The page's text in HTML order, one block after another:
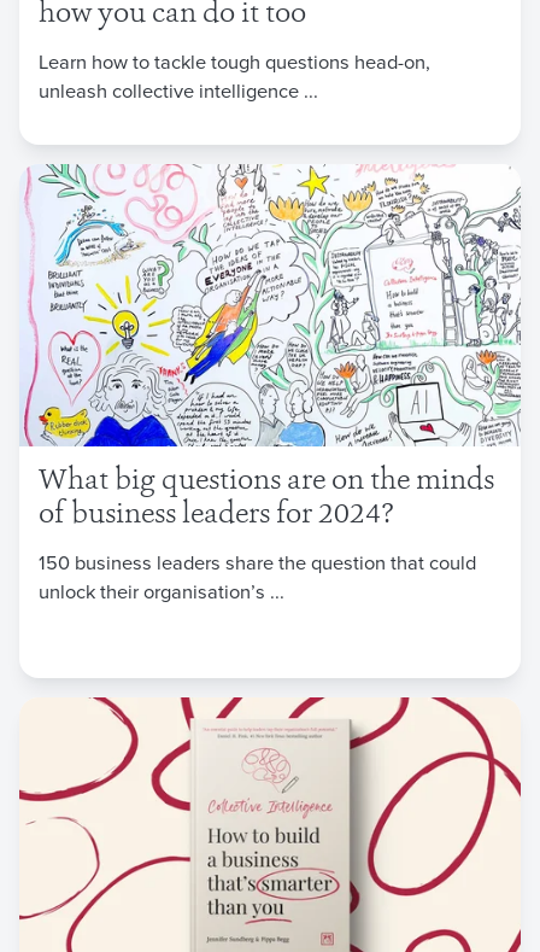
how you can do it too
Learn how to tackle tough questions head-on,
unleash collective intelligence ...
What big questions are on the minds
of business leaders for 2024?
150 business leaders share the question that could
unlock their organisation’s ...